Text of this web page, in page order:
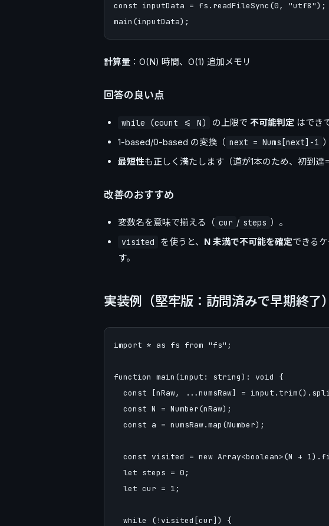
const inputData = fs.readFileSync(0, "utf8");
計算量 ：O(N) 時間、O(1) 追加メモリ
回答の良い点
while (count <= N) の上限で 不可能判定 はでき
1-based/0-based の変換（ next = Nums[next]-1
最短性も正しく満たします（道が1本のため、初到達
改善のおすすめ
変数名を意味で揃える（ cur / steps ）。
visited を使うと、 N 未満で不可能を確定できる
す。
実装例（堅牢版：訪問済みで早期終了）
import * as fs from "fs";
function main(input: string): void {
const [nRaw, ...numsRaw] =
  const N = Number(nRaw);
  const a = numsRaw.map(Number);
const visited = new Array<boolean>(N +
  let steps = 0;
  let cur = 1;
  while (!visited[cur]) {